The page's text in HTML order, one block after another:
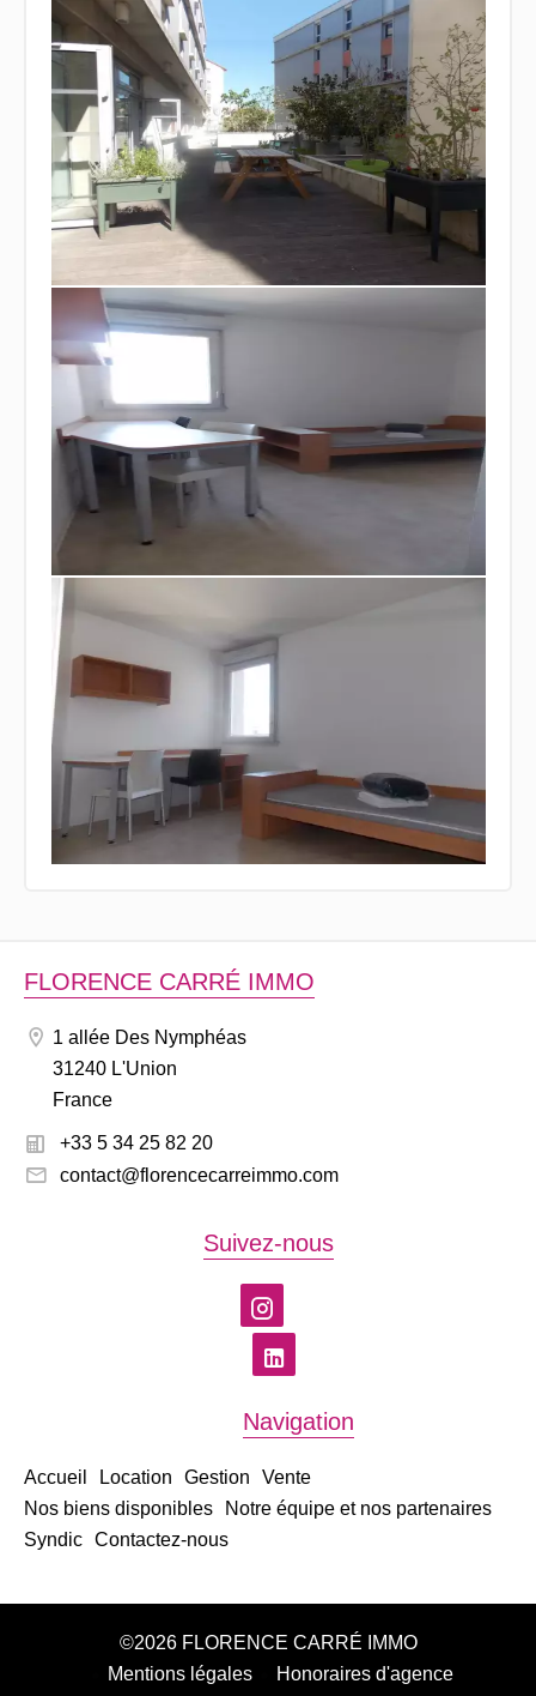
FLORENCE CARRÉ IMMO
1 allée Des Nymphéas
31240 L'Union
France
+33 5 34 25 82 20
contact@florencecarreimmo.com
Suivez-nous
Navigation
Accueil Location Gestion
Vente
Nos biens disponibles
Notre équipe et nos partenaires
Syndic Contactez-nous
©2026 FLORENCE CARRÉ IMMO
Mentions légales
Honoraires d'agence